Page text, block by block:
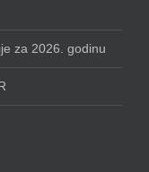
za 2026. godinu